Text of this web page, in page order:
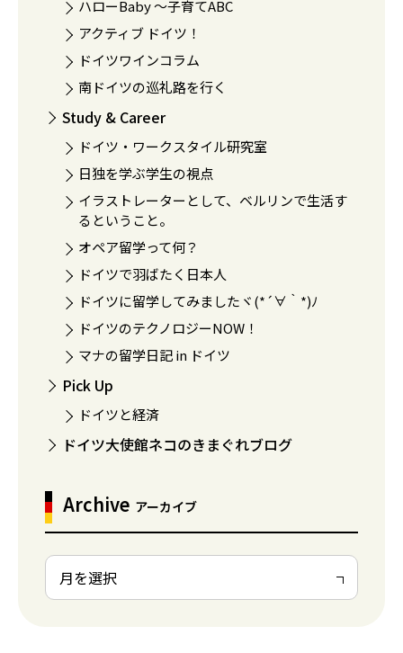
ハローBaby 〜子育てABC
アクティブ ドイツ！
ドイツワインコラム
南ドイツの巡礼路を行く
Study & Career
ドイツ・ワークスタイル研究室
日独を学ぶ学生の視点
イラストレーターとして、ベルリンで生活す
るということ。
オペア留学って何？
ドイツで羽ばたく日本人
ドイツに留学してみましたヾ(*´∀｀*)ﾉ
ドイツのテクノロジーNOW！
マナの留学日記 in ドイツ
Pick Up
ドイツと経済
ドイツ大使館ネコのきまぐれブログ
Archive アーカイブ